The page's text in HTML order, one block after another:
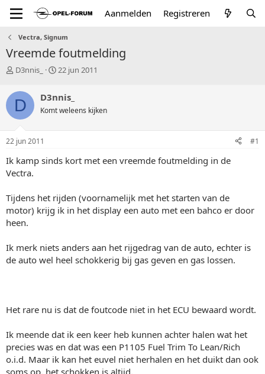
Aanmelden Registreren
Vectra, Signum
Vreemde foutmelding
T
p
i
c
s
a
t
e
D3nnis_
S
r
t
a
m
22 jun 2011
D D3nnis_
Komt weleens kijken
22 jun 2011 #1
Ik kamp sinds kort met een vreemde foutmelding in de
Vectra.
Tijdens het rijden (voornamelijk met het starten van de
motor) krijg ik in het display een auto met een bahco er door
heen.
Ik merk niets anders aan het rijgedrag van de auto, echter is
de auto wel heel schokkerig bij gas geven en gas lossen.
Het rare nu is dat de foutcode niet in het ECU bewaard wordt.
Ik meende dat ik een keer heb kunnen achter halen wat het
precies was en dat was een P1105 Fuel Trim To Lean/Rich
o.i.d. Maar ik kan het euvel niet herhalen en het duikt dan ook
soms op, het schokken is altijd.